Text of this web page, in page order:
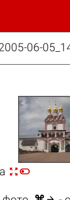
06-
